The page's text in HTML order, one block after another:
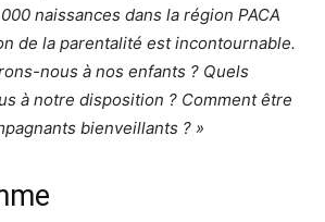
naissances dans la région PACA
de la parentalité est incontournable.
nous à nos enfants ? Quels
à notre disposition ? Comment être
bienveillants ? »